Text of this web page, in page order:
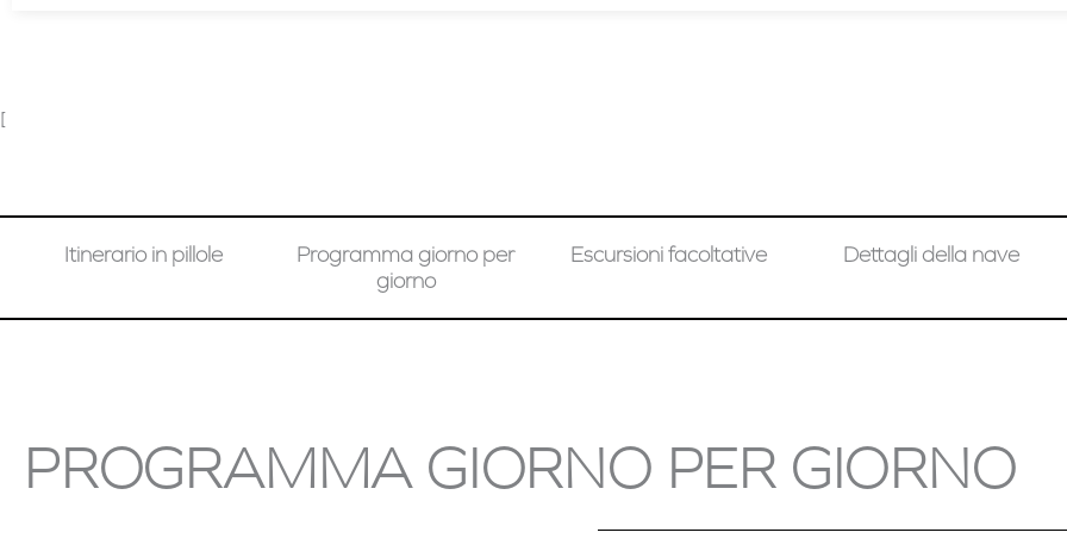
[
Itinerario in pillole
Programma giorno per
giorno
Escursioni facoltative Dettagli della nave
PROGRAMMA GIORNO PER GIORNO